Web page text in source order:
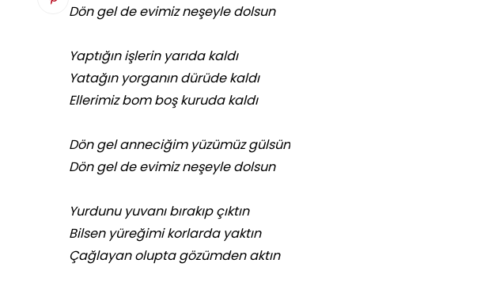
Dön gel de evimiz neşeyle dolsun
Yaptığın işlerin yarıda kaldı
Yatağın yorganın dürüde kaldı
Ellerimiz bom boş kuruda kaldı
Dön gel anneciğim yüzümüz gülsün
Dön gel de evimiz neşeyle dolsun
Yurdunu yuvanı bırakıp çıktın
Bilsen yüreğimi korlarda yaktın
Çağlayan olupta gözümden aktın